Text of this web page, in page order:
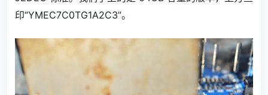
印“YMEC7C0TG1A2C3”。